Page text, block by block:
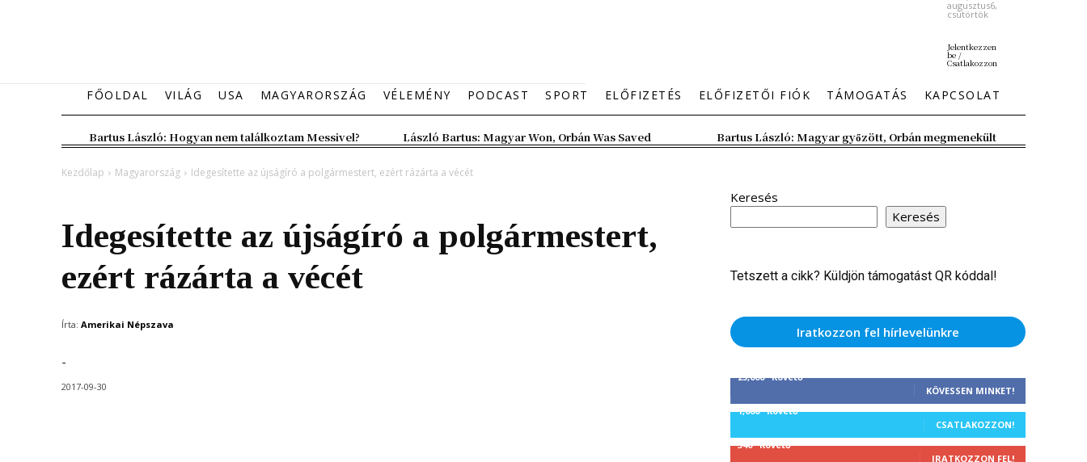
augusztus6,
csütörtök
Jelentkezzen
be /
Csatlakozzon
FŐOLDAL VILÁG USA MAGYARORSZÁG VÉLEMÉNY PODCAST SPORT ELŐFIZETÉS ELŐFIZETŐI FIÓK TÁMOGATÁS KAPCSOLAT
Bartus László: Hogyan nem találkoztam Messivel? László Bartus: Magyar Won, Orbán Was Saved Bartus László: Magyar győzött, Orbán megmenekült
Kezdőlap Magyarország Idegesítette az újságíró a polgármestert, ezért rázárta a vécét
Idegesítette az újságíró a polgármestert,
ezért rázárta a vécét
Írta: Amerikai Népszava
-
2017-09-30
Keresés
Keresés
Tetszett a cikk? Küldjön támogatást QR kóddal!
Iratkozzon fel hírlevelünkre
25,000 Követő
KÖVESSEN MINKET!
1,000 Követő
CSATLAKOZZON!
340 Követő
IRATKOZZON FEL!